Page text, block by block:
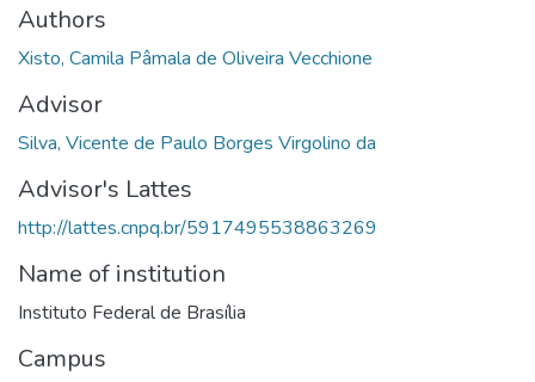
Authors
Xisto, Camila Pâmala de Oliveira Vecchione
Advisor
Silva, Vicente de Paulo Borges Virgolino da
Advisor's Lattes
http://lattes.cnpq.br/5917495538863269
Name of institution
Instituto Federal de Brasília
Campus